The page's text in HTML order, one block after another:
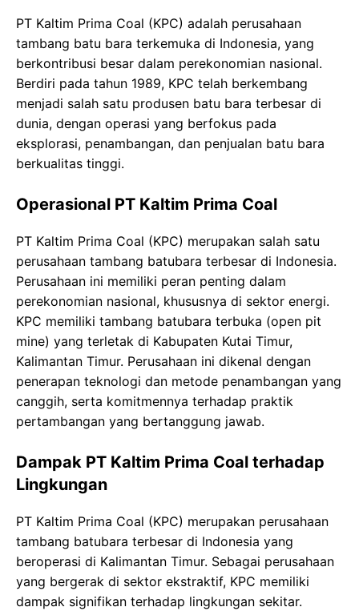
PT Kaltim Prima Coal (KPC) adalah perusahaan
tambang batu bara terkemuka di Indonesia, yang
berkontribusi besar dalam perekonomian nasional.
Berdiri pada tahun 1989, KPC telah berkembang
menjadi salah satu produsen batu bara terbesar di
dunia, dengan operasi yang berfokus pada
eksplorasi, penambangan, dan penjualan batu bara
berkualitas tinggi.
Operasional PT Kaltim Prima Coal
PT Kaltim Prima Coal (KPC) merupakan salah satu
perusahaan tambang batubara terbesar di Indonesia.
Perusahaan ini memiliki peran penting dalam
perekonomian nasional, khususnya di sektor energi.
KPC memiliki tambang batubara terbuka (open pit
mine) yang terletak di Kabupaten Kutai Timur,
Kalimantan Timur. Perusahaan ini dikenal dengan
penerapan teknologi dan metode penambangan yang
canggih, serta komitmennya terhadap praktik
pertambangan yang bertanggung jawab.
Dampak PT Kaltim Prima Coal terhadap
Lingkungan
PT Kaltim Prima Coal (KPC) merupakan perusahaan
tambang batubara terbesar di Indonesia yang
beroperasi di Kalimantan Timur. Sebagai perusahaan
yang bergerak di sektor ekstraktif, KPC memiliki
dampak signifikan terhadap lingkungan sekitar.